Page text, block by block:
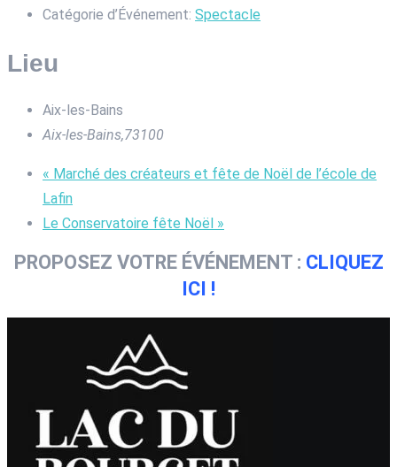
Catégorie d’Événement: Spectacle
Lieu
Aix-les-Bains
Aix-les-Bains,73100
« Marché des créateurs et fête de Noël de l’école de
Lafin
Le Conservatoire fête Noël »
PROPOSEZ VOTRE ÉVÉNEMENT : CLIQUEZ
ICI !